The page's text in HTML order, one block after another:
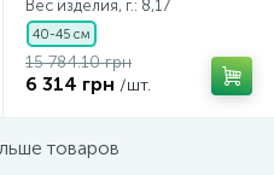
Вес изделия, г.: 8,17
40-45 см
15 784.10 грн
6 314 грн /шт.
товаров